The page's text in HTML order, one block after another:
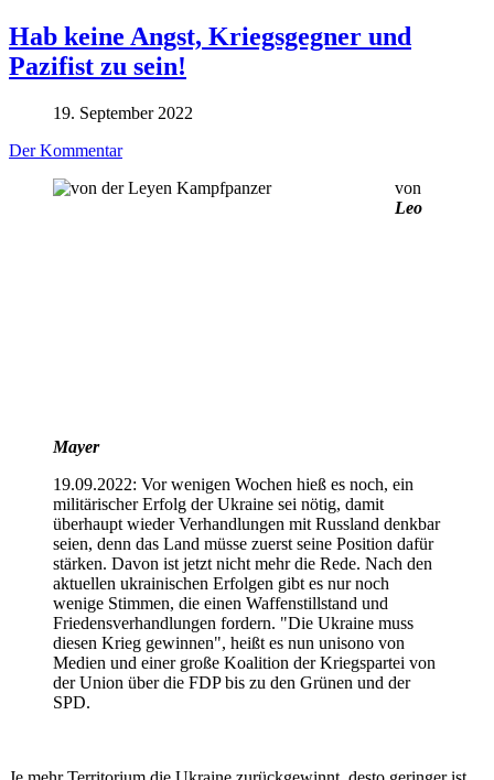
Hab keine Angst, Kriegsgegner und
Pazifist zu sein!
19. September 2022
Der Kommentar
von
Leo
Mayer
19.09.2022: Vor wenigen Wochen hieß es noch, ein
militärischer Erfolg der Ukraine sei nötig, damit
überhaupt wieder Verhandlungen mit Russland denkbar
seien, denn das Land müsse zuerst seine Position dafür
stärken. Davon ist jetzt nicht mehr die Rede. Nach den
aktuellen ukrainischen Erfolgen gibt es nur noch
wenige Stimmen, die einen Waffenstillstand und
Friedensverhandlungen fordern. "Die Ukraine muss
diesen Krieg gewinnen", heißt es nun unisono von
Medien und einer große Koalition der Kriegspartei von
der Union über die FDP bis zu den Grünen und der
SPD.